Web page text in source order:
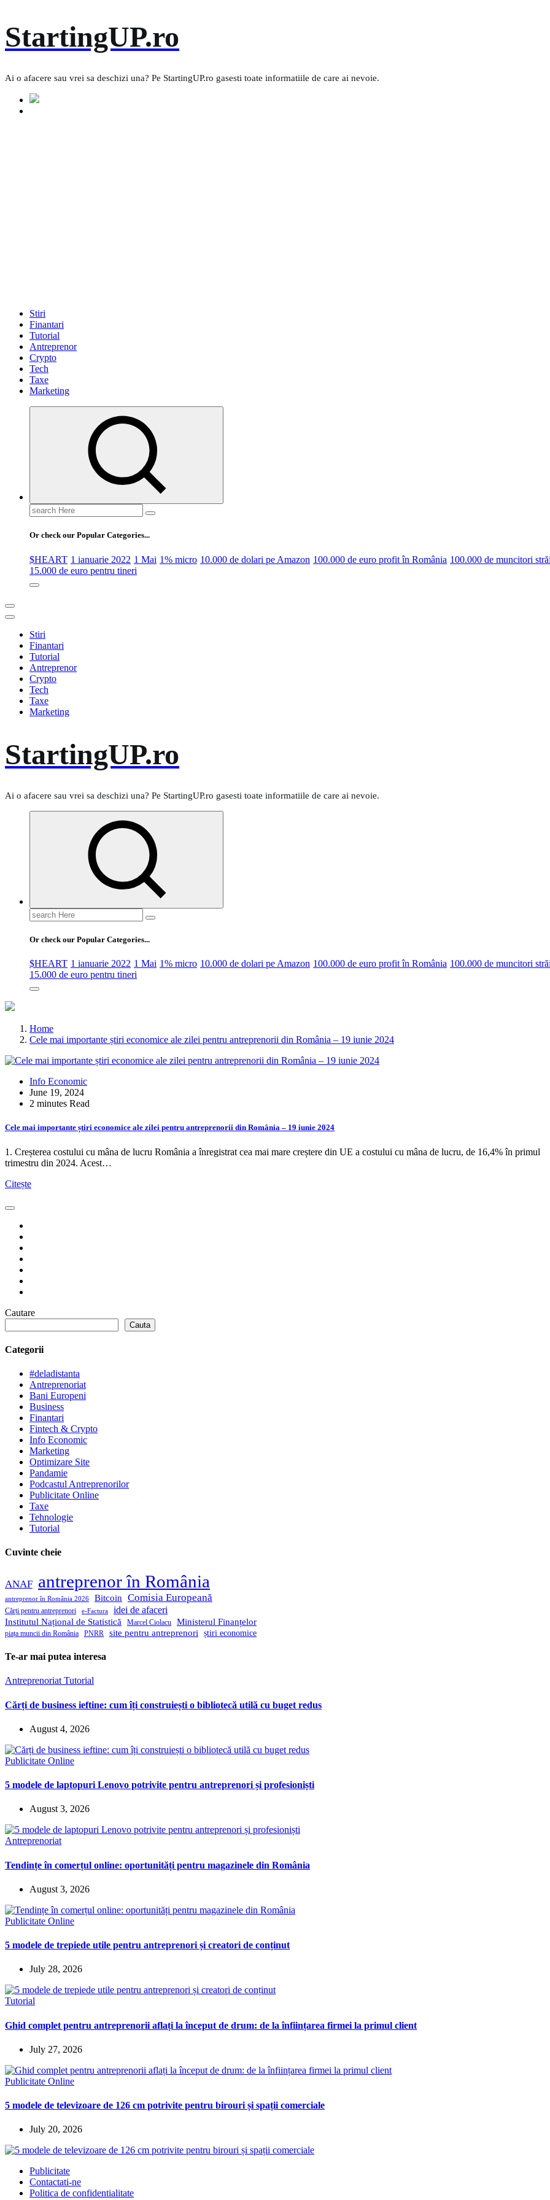
to
content
StartingUP.ro
Ai o afacere sau vrei sa deschizi una? Pe StartingUP.ro gasesti toate informatiile de care ai nevoie.
Stiri
Finantari
Tutorial
Antreprenor
Crypto
Tech
Taxe
Marketing
Search
for:
Or check our Popular Categories...
$HEART 1 ianuarie 2022 1 Mai 1% micro 10.000 de dolari pe Amazon 100.000 de euro profit în România 100.000 de muncitori
15.000 de euro pentru tineri
Stiri
Finantari
Tutorial
Antreprenor
Crypto
Tech
Taxe
Marketing
StartingUP.ro
Ai o afacere sau vrei sa deschizi una? Pe StartingUP.ro gasesti toate informatiile de care ai nevoie.
Search
for:
Or check our Popular Categories...
$HEART 1 ianuarie 2022 1 Mai 1% micro 10.000 de dolari pe Amazon 100.000 de euro profit în România 100.000 de muncitori
15.000 de euro pentru tineri
Home
Cele mai importante știri economice ale zilei pentru antreprenorii din România – 19 iunie 2024
Info Economic
June 19, 2024
2 minutes Read
Cele mai importante știri economice ale zilei pentru antreprenorii din România – 19 iunie 2024
1. Creșterea costului cu mâna de lucru România a înregistrat cea mai mare creștere din UE a costului cu mâna de lucru, de 16,4% în primul
trimestru din 2024. Acest…
Citește
Cautare
Cauta
Categorii
#deladistanta
Antreprenoriat
Bani Europeni
Business
Finantari
Fintech & Crypto
Info Economic
Marketing
Optimizare Site
Pandamie
Podcastul Antreprenorilor
Publicitate Online
Taxe
Tehnologie
Tutorial
Cuvinte cheie
ANAF antreprenor în România
antreprenor în România 2026 Bitcoin Comisia Europeană
Cărți pentru antreprenori e-Factura idei de afaceri
Institutul Național de Statistică Marcel Ciolacu Ministerul Finanțelor
piața muncii din România PNRR site pentru antreprenori știri economice
Te-ar mai putea interesa
Antreprenoriat Tutorial
Cărți de business ieftine: cum îți construiești o bibliotecă utilă cu buget redus
August 4, 2026
Publicitate Online
5 modele de laptopuri Lenovo potrivite pentru antreprenori și profesioniști
August 3, 2026
Antreprenoriat
Tendințe în comerțul online: oportunități pentru magazinele din România
August 3, 2026
Publicitate Online
5 modele de trepiede utile pentru antreprenori și creatori de conținut
July 28, 2026
Tutorial
Ghid complet pentru antreprenorii aflați la început de drum: de la înființarea firmei la primul client
July 27, 2026
Publicitate Online
5 modele de televizoare de 126 cm potrivite pentru birouri și spații comerciale
July 20, 2026
Publicitate
Contactati-ne
Politica de confidentialitate